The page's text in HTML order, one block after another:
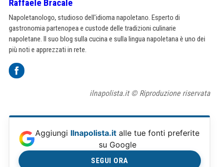
Raffaele Bracale
Napoletanologo, studioso dell'idioma napoletano. Esperto di
gastronomia partenopea e custode delle tradizioni culinarie
napoletane. Il suo blog sulla cucina e sulla lingua napoletana è uno dei
più noti e apprezzati in rete.
ilnapolista.it © Riproduzione riservata
Aggiungi Ilnapolista.it alle tue fonti preferite
su Google
SEGUI ORA